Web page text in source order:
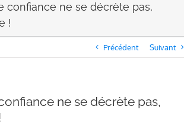
confiance ne se décrète pas,
!
Précédent Suivant
ne se décrète pas,